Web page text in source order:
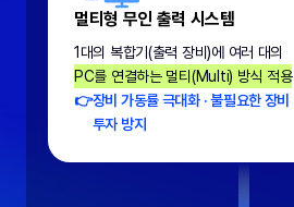
멀티형 무인 출력 시스템
1대의 복합기(출력 장비)에 여러 대의
PC를 연결하는 멀티(Multi) 방식 적용
👉장비 가동률 극대화 · 불필요한 장비
투자 방지